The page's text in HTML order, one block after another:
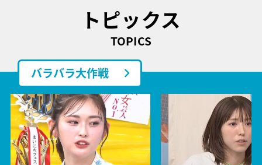
トピックス
TOPICS
バラバラ大作戦